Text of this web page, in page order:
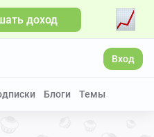
доход
Вход
Блоги Темы